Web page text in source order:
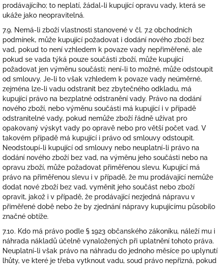
prodávajícího; to neplatí, žádal-li kupující opravu vady, která se
ukáže jako neopravitelná.
7.9. Nemá-li zboží vlastnosti stanovené v čl. 7.2 obchodních
podmínek, může kupující požadovat i dodání nového zboží bez
vad, pokud to není vzhledem k povaze vady nepřiměřené, ale
pokud se vada týká pouze součásti zboží, může kupující
požadovat jen výměnu součásti; není-li to možné, může odstoupit
od smlouvy. Je-li to však vzhledem k povaze vady neúměrné,
zejména lze-li vadu odstranit bez zbytečného odkladu, má
kupující právo na bezplatné odstranění vady. Právo na dodání
nového zboží, nebo výměnu součásti má kupující i v případě
odstranitelné vady, pokud nemůže zboží řádně užívat pro
opakovaný výskyt vady po opravě nebo pro větší počet vad. V
takovém případě má kupující i právo od smlouvy odstoupit.
Neodstoupí-li kupující od smlouvy nebo neuplatní-li právo na
dodání nového zboží bez vad, na výměnu jeho součásti nebo na
opravu zboží, může požadovat přiměřenou slevu. Kupující má
právo na přiměřenou slevu i v případě, že mu prodávající nemůže
dodat nové zboží bez vad, vyměnit jeho součást nebo zboží
opravit, jakož i v případě, že prodávající nezjedná nápravu v
přiměřené době nebo že by zjednání nápravy kupujícímu působilo
značné obtíže.
7.10. Kdo má právo podle § 1923 občanského zákoníku, náleží mu i
náhrada nákladů účelně vynaložených při uplatnění tohoto práva.
Neuplatní-li však právo na náhradu do jednoho měsíce po uplynutí
lhůty, ve které je třeba vytknout vadu, soud právo nepřizná, pokud